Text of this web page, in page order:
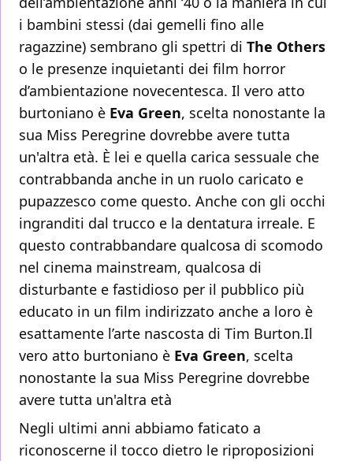
i bambini stessi (dai gemelli fino alle
ragazzine) sembrano gli spettri di The Others
o le presenze inquietanti dei film horror
d’ambientazione novecentesca. Il vero atto
burtoniano è Eva Green, scelta nonostante la
sua Miss Peregrine dovrebbe avere tutta
un'altra età. È lei e quella carica sessuale che
contrabbanda anche in un ruolo caricato e
pupazzesco come questo. Anche con gli occhi
ingranditi dal trucco e la dentatura irreale. E
questo contrabbandare qualcosa di scomodo
nel cinema mainstream, qualcosa di
disturbante e fastidioso per il pubblico più
educato in un film indirizzato anche a loro è
esattamente l’arte nascosta di Tim Burton.Il
vero atto burtoniano è Eva Green, scelta
nonostante la sua Miss Peregrine dovrebbe
avere tutta un'altra età
Negli ultimi anni abbiamo faticato a
riconoscerne il tocco dietro le riproposizioni